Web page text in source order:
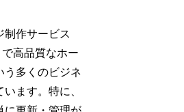
制作サービス
で高品質なホー
う多くのビジネ
ます。特に、